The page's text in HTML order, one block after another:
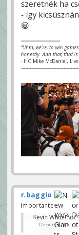
szeretnék ha
- így
😀
“Uhm, we’re, to win
honestly. And that, that is
- HC Mike McDaniel, L
r.baggio
importante
Kevin White! \o/
Dexxter Tailor